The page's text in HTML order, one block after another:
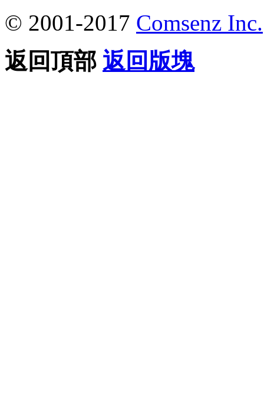
© 2001-2017 Comsenz Inc.
返回頂部 返回版塊